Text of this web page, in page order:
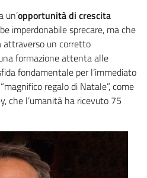
un’opportunità di crescita
imperdonabile sprecare, ma che
attraverso un corretto
formazione attenta alle
fondamentale per l’immediato
regalo di Natale”, come
che l’umanità ha ricevuto 75